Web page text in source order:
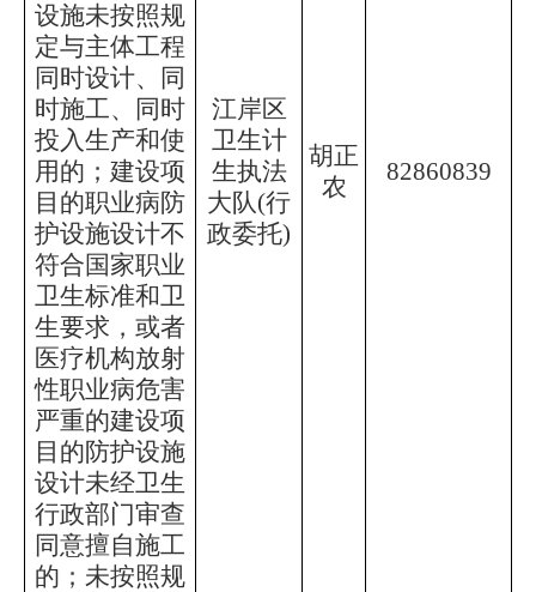
设施未按照规
定与主体工程
同时设计、同
时施工、同时
投入生产和使
用的； 建设项
目的职业病防
护设施设计不
符合国家职业
卫生标准和卫
生要求，或者
医疗机构放射
性职业病危害
严重的建设项
目的防护设施
设计未经卫生
行政部门审查
同意擅自施工
的；未按照规
江岸区
卫生计
生执法
大队(行
政委托)
胡正
农
82860839